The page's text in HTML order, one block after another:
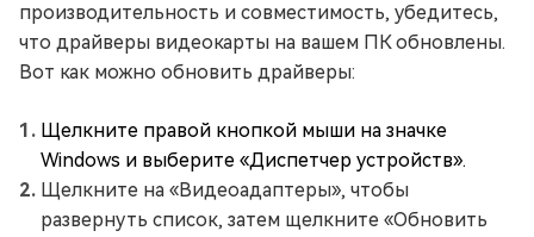
производительность и совместимость, убедитесь,
что драйверы видеокарты на вашем ПК обновлены.
Вот как можно обновить драйверы:
Щелкните правой кнопкой мыши на значке
Windows и выберите «Диспетчер устройств».
Щелкните на «Видеоадаптеры», чтобы
развернуть список, затем щелкните «Обновить